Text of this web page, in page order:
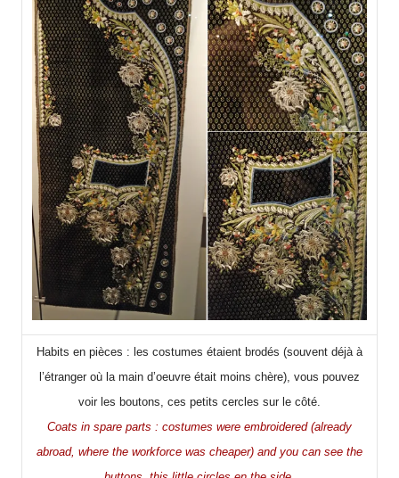
Habits en pièces : les costumes étaient brodés (souvent déjà à
l’étranger où la main d’oeuvre était moins chère), vous pouvez
voir les boutons, ces petits cercles sur le côté.
Coats in spare parts : costumes were embroidered (already
abroad, where the workforce was cheaper) and you can see the